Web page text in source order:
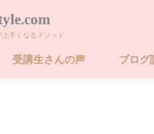
手くなるメソッド
受講生さんの声 ブログ